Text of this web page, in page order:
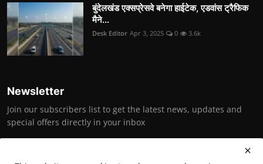
बुंदेलखंड एक्सप्रेसवे बनेगा हाईटेक, एडवांस ट्रैफिक
मैने...
Desk Editor Apr 3, 2025 0 3.6k
Newsletter
Join our subscribers list to get the latest news, updates and
special offers directly in your inbox
Subscribe